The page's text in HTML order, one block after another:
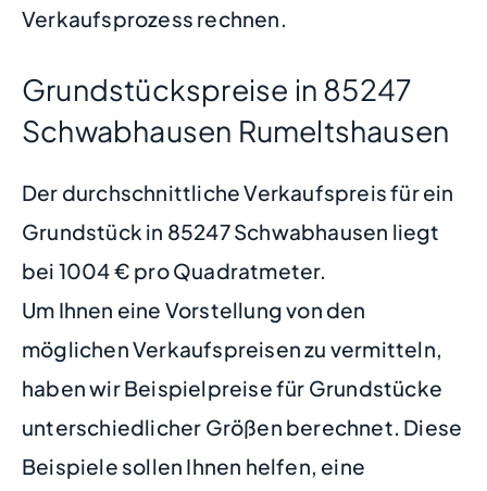
Verkaufsprozess rechnen.
Grundstückspreise in 85247
Schwabhausen Rumeltshausen
Der durchschnittliche Verkaufspreis für ein
Grundstück in 85247 Schwabhausen liegt
bei 1004 € pro Quadratmeter.
Um Ihnen eine Vorstellung von den
möglichen Verkaufspreisen zu vermitteln,
haben wir Beispielpreise für Grundstücke
unterschiedlicher Größen berechnet. Diese
Beispiele sollen Ihnen helfen, eine